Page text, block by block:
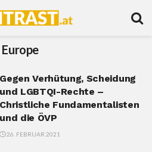
Gegen Verhütung, Scheidung
und LGBTQI-Rechte –
Christliche Fundamentalisten
und die ÖVP
26. FEBRUAR 2021